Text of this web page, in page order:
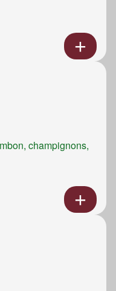
champignons,